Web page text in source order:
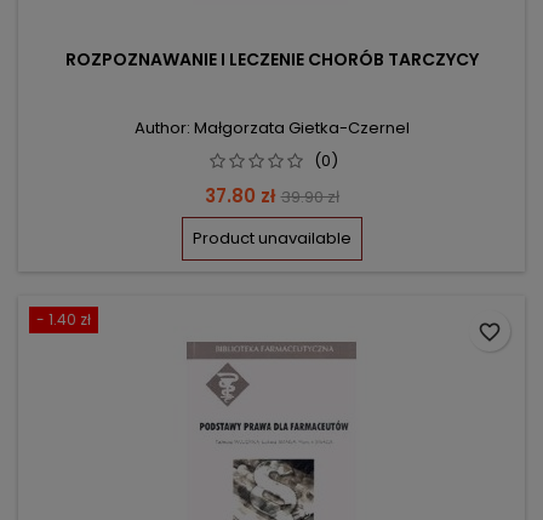
ROZPOZNAWANIE I LECZENIE CHORÓB TARCZYCY
Author: Małgorzata Gietka-Czernel
(0)
Price
37.80 zł Regular
price
39.90 zł
Product unavailable
- 1.40 zł
favorite_border